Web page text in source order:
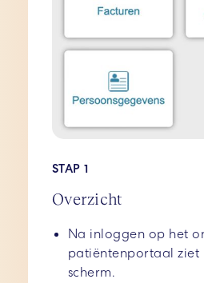
STAP 1
Overzicht
Na inloggen op het
patiëntenportaal ziet
scherm.